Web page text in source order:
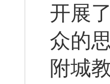
开展
众的
附城